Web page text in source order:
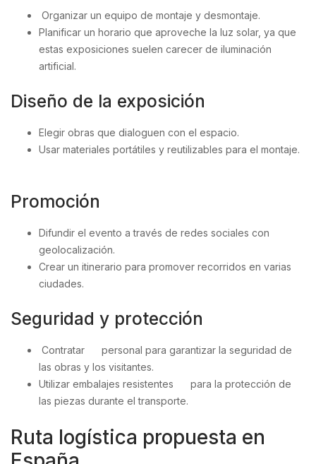
Organizar un equipo de montaje y desmontaje.
Planificar un horario que aproveche la luz solar, ya que
estas exposiciones suelen carecer de iluminación
artificial.
Diseño de la exposición
Elegir obras que dialoguen con el espacio.
Usar materiales portátiles y reutilizables para el montaje.
Promoción
Difundir el evento a través de redes sociales con
geolocalización.
Crear un itinerario para promover recorridos en varias
ciudades.
Seguridad y protección
Contratar personal para garantizar la seguridad de
las obras y los visitantes.
Utilizar embalajes resistentes para la protección de
las piezas durante el transporte.
Ruta logística propuesta en